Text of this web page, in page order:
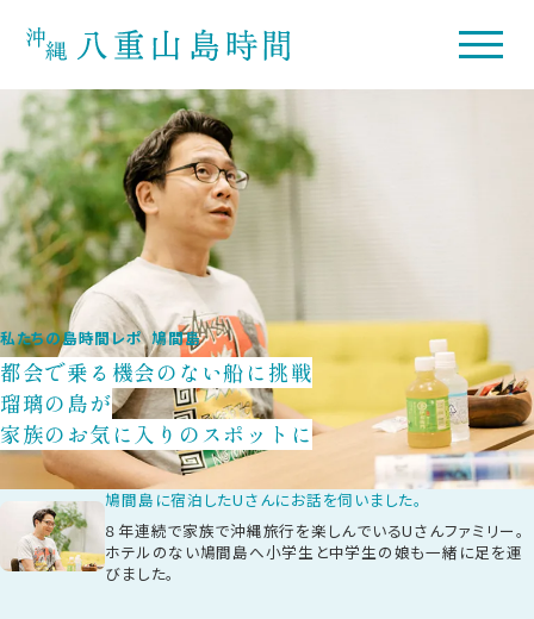
私たちの島時間レポ 鳩間島
都会で乗る機会のない船に挑戦
瑠璃の島が
家族のお気に入りのスポットに
鳩間島に宿泊したUさんにお話を伺いました。
８年連続で家族で沖縄旅行を楽しんでいるUさんファミリー。
ホテルのない鳩間島へ小学生と中学生の娘も一緒に足を運
びました。